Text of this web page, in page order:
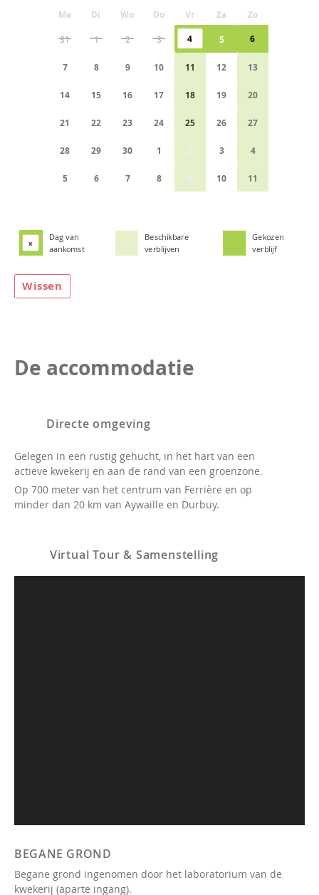
Ma Di Wo Do Vr Za Zo
31 1 2 3 4 5 6
7 8 9 10 11 12 13
14 15 16 17 18 19 20
21 22 23 24 25 26 27
28 29 30 1 2 3 4
5 6 7 8 9 10 11
x
Dag van
aankomst
Beschikbare
verblijven
Gekozen
verblijf
Wissen
De accommodatie
Directe omgeving
Gelegen in een rustig gehucht, in het hart van een
actieve kwekerij en aan de rand van een groenzone.
Op 700 meter van het centrum van Ferrière en op
minder dan 20 km van Aywaille en Durbuy.
Virtual Tour & Samenstelling
BEGANE GROND
Begane grond ingenomen door het laboratorium van de
kwekerij (aparte ingang).